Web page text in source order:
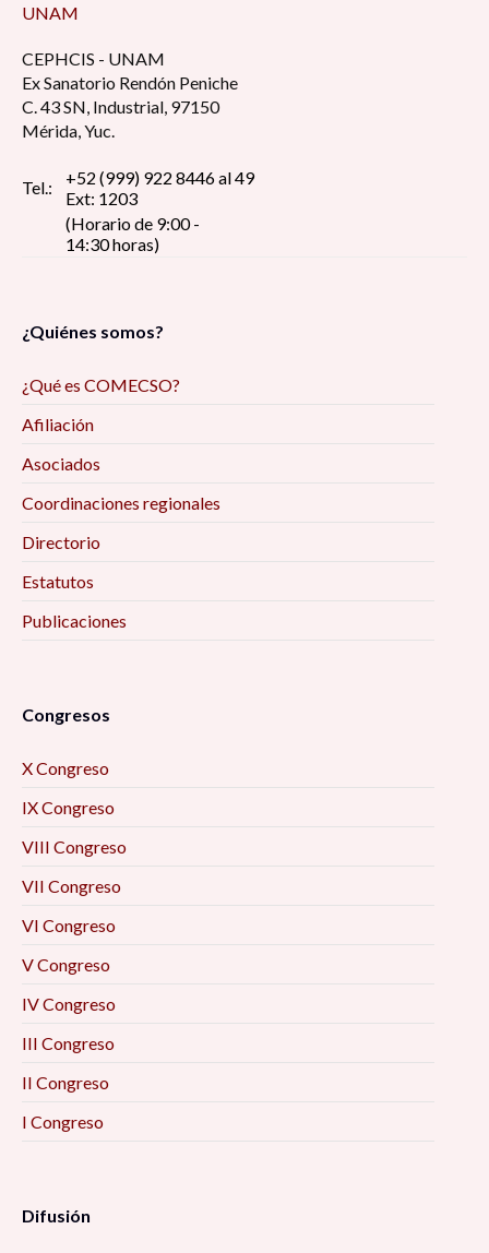
UNAM
CEPHCIS - UNAM
Ex Sanatorio Rendón Peniche
C. 43 SN, Industrial, 97150
Mérida, Yuc.
Tel.:
+52 (999) 922 8446 al 49
Ext: 1203
(Horario de 9:00 -
14:30 horas)
¿Quiénes somos?
¿Qué es COMECSO?
Afiliación
Asociados
Coordinaciones regionales
Directorio
Estatutos
Publicaciones
Congresos
X Congreso
IX Congreso
VIII Congreso
VII Congreso
VI Congreso
V Congreso
IV Congreso
III Congreso
II Congreso
I Congreso
Difusión